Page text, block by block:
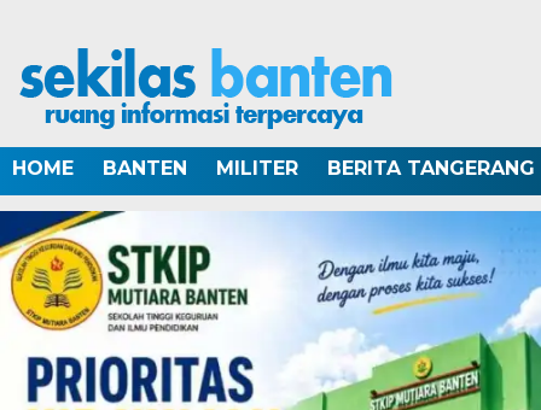
HOME BANTEN MILITER BERITA TANGERANG